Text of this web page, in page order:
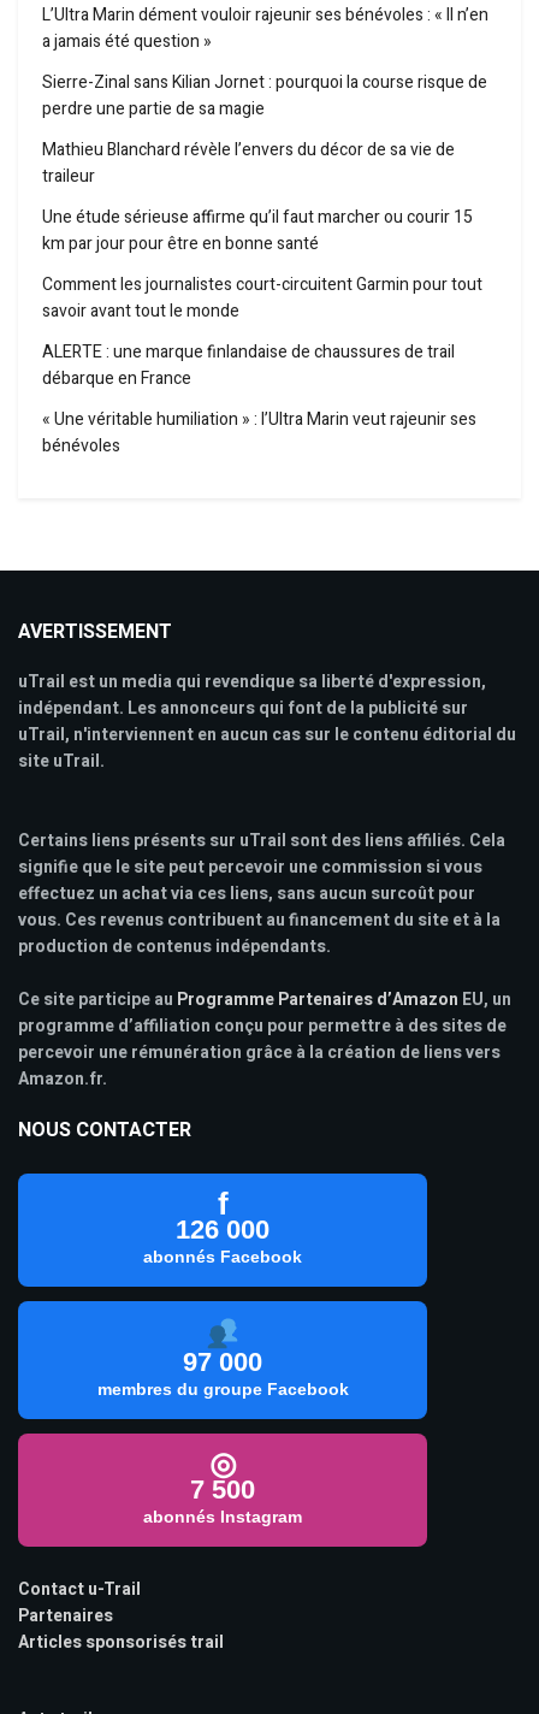
L’Ultra Marin dément vouloir rajeunir ses bénévoles : « Il n’en
a jamais été question »
Sierre-Zinal sans Kilian Jornet : pourquoi la course risque de
perdre une partie de sa magie
Mathieu Blanchard révèle l’envers du décor de sa vie de
traileur
Une étude sérieuse affirme qu’il faut marcher ou courir 15
km par jour pour être en bonne santé
Comment les journalistes court-circuitent Garmin pour tout
savoir avant tout le monde
ALERTE : une marque finlandaise de chaussures de trail
débarque en France
« Une véritable humiliation » : l’Ultra Marin veut rajeunir ses
bénévoles
AVERTISSEMENT
uTrail est un media qui revendique sa liberté d'expression,
indépendant. Les annonceurs qui font de la publicité sur
uTrail, n'interviennent en aucun cas sur le contenu éditorial du
site uTrail.
Certains liens présents sur uTrail sont des liens affiliés. Cela
signifie que le site peut percevoir une commission si vous
effectuez un achat via ces liens, sans aucun surcoût pour
vous. Ces revenus contribuent au financement du site et à la
production de contenus indépendants.
Ce site participe au Programme Partenaires d’Amazon EU, un
programme d’affiliation conçu pour permettre à des sites de
percevoir une rémunération grâce à la création de liens vers
Amazon.fr.
NOUS CONTACTER
f
126 000
abonnés Facebook
97 000
membres du groupe Facebook
◎
7 500
abonnés Instagram
Contact u-Trail
Partenaires
Articles sponsorisés trail